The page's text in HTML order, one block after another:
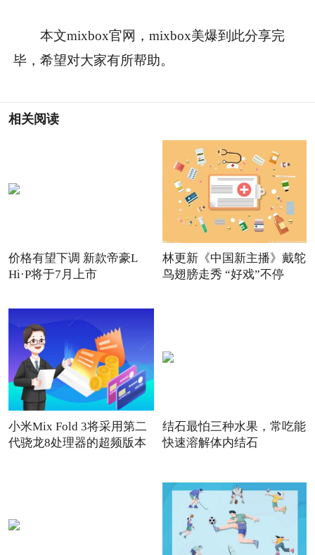
本文mixbox官网，mixbox美爆到此分享完
毕，希望对大家有所帮助。
相关阅读
价格有望下调 新款帝豪L
Hi·P将于7月上市
林更新《中国新主播》戴鸵
鸟翅膀走秀 “好戏”不停
小米Mix Fold 3将采用第二
代骁龙8处理器的超频版本
结石最怕三种水果，常吃能
快速溶解体内结石